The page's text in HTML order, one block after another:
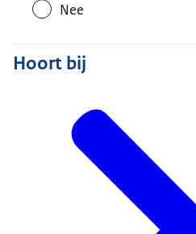
Nee
Hoort bij